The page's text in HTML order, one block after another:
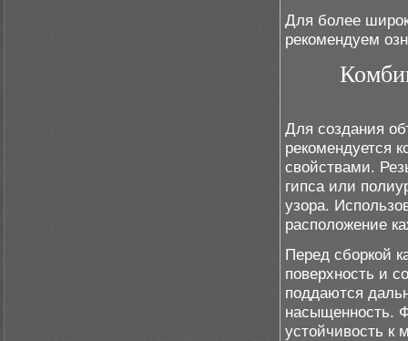
Для более
рекомендуем
Для создания
рекомендуется
свойствами.
гипса или
узора.
расположение
Перед сборкой
поверхность и
поддаются
насыщенность.
устойчивость к